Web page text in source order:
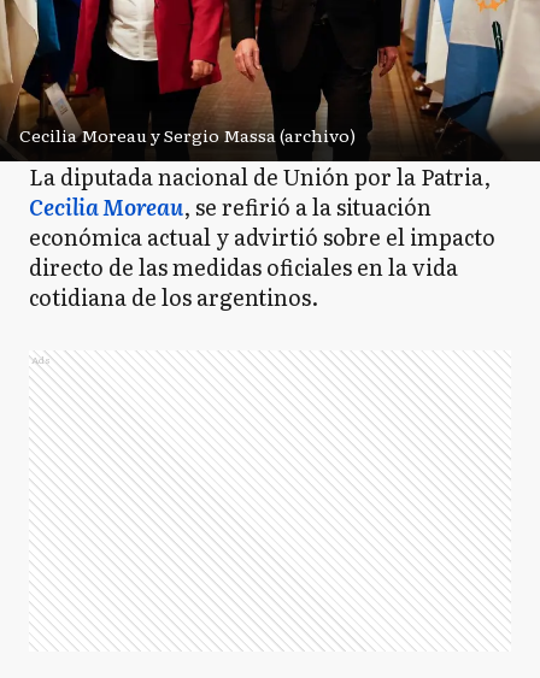
Cecilia Moreau y Sergio Massa (archivo)
La diputada nacional de Unión por la Patria,
Cecilia Moreau, se refirió a la situación
económica actual y advirtió sobre el impacto
directo de las medidas oficiales en la vida
cotidiana de los argentinos.
Ads